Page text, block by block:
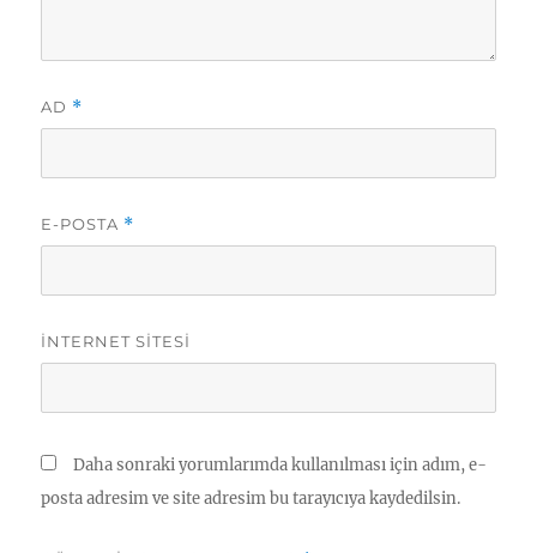
AD *
E-POSTA *
İNTERNET SITESI
Daha sonraki yorumlarımda kullanılması için adım, e-
posta adresim ve site adresim bu tarayıcıya kaydedilsin.